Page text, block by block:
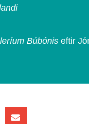
Búbónis eftir